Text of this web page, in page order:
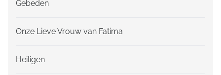
Gebeden
Onze Lieve Vrouw van Fatima
Heiligen